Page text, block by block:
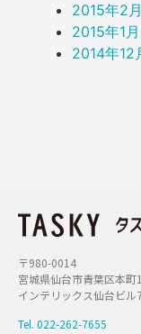
2015年2月
2015年1月
2014年12
〒980-0014
宮城県仙台市青葉区本町
インテリックス仙台ビル
Tel. 022-262-7655